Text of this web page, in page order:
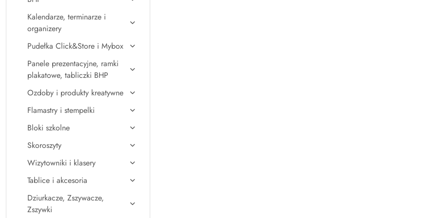
Kalendarze, terminarze i
organizery
Pudełka Click&Store i Mybox
Panele prezentacyjne, ramki
plakatowe, tabliczki BHP
Ozdoby i produkty kreatywne
Flamastry i stempelki
Bloki szkolne
Skoroszyty
Wizytowniki i klasery
Tablice i akcesoria
Dziurkacze, Zszywacze,
Zszywki